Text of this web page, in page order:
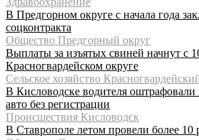
В Предгорном округе с начала года
соцконтракта
Общество Предгорный округ
Выплаты за изъятых свиней начнут с
Красногвардейском округе
Сельское хозяйство
В Кисловодске водителя оштрафовали
авто без регистрации
Происшествия Кисловодск
В Ставрополе летом провели более 10